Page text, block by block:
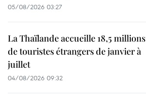
05/08/2026 03:27
La Thaïlande accueille 18,5 millions
de touristes étrangers de janvier à
juillet
04/08/2026 09:32